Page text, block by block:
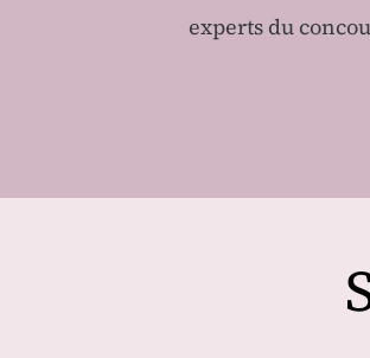
experts du